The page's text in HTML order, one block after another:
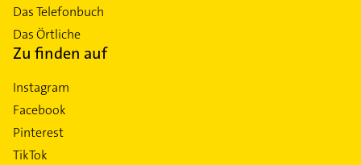
Das Telefonbuch
Das Örtliche
Zu finden auf
Instagram
Facebook
Pinterest
TikTok